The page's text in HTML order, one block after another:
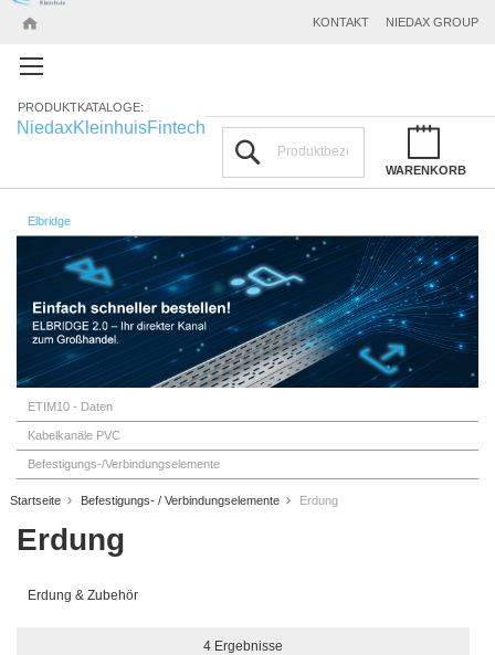
NIEDAX GROUP
KONTAKT
PRODUKTKATALOGE:
NiedaxKleinhuisFintech
WARENKORB
Elbridge
ETIM10 - Daten
Kabelkanäle PVC
Befestigungs-/Verbindungselemente
Startseite Befestigungs- / Verbindungselemente Erdung
Erdung
Erdung & Zubehör
4Ergebnisse